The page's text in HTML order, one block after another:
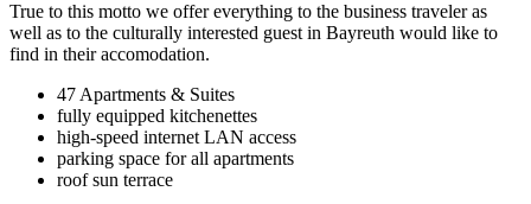
True to this motto we offer everything to the business traveler as
well as to the culturally interested guest in Bayreuth would like to
find in their accomodation.
47 Apartments & Suites
fully equipped kitchenettes
high-speed internet LAN access
parking space for all apartments
roof sun terrace